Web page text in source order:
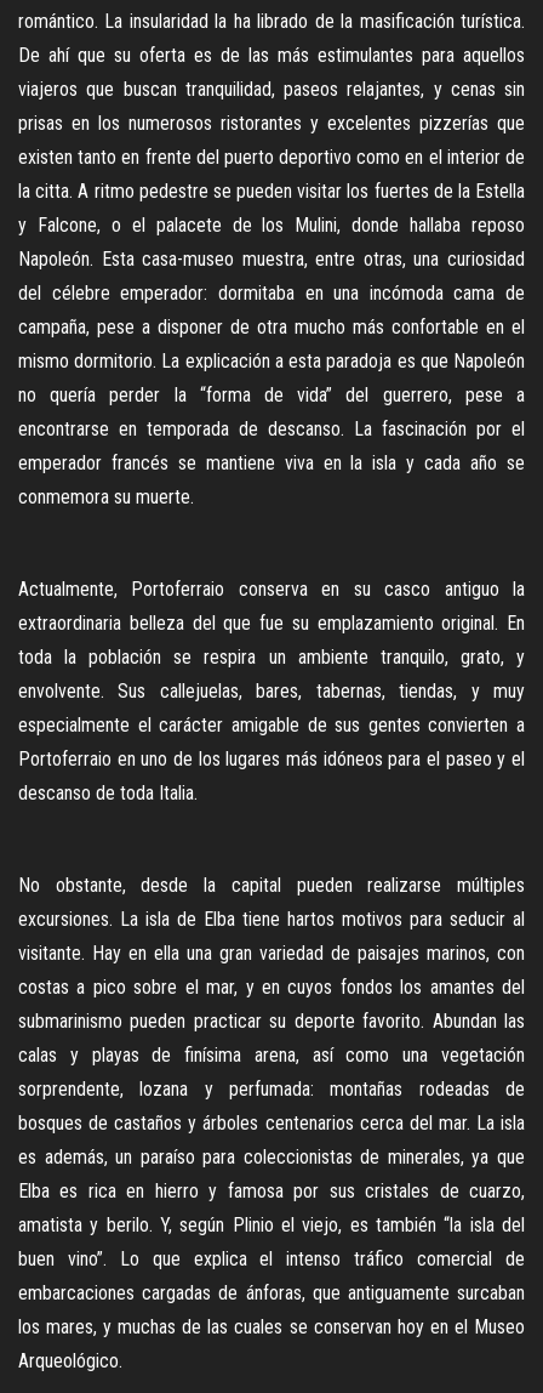
romántico. La insularidad la ha librado de la masificación turística.
De ahí que su oferta es de las más estimulantes para aquellos
viajeros que buscan tranquilidad, paseos relajantes, y cenas sin
prisas en los numerosos ristorantes y excelentes pizzerías que
existen tanto en frente del puerto deportivo como en el interior de
la citta. A ritmo pedestre se pueden visitar los fuertes de la Estella
y Falcone, o el palacete de los Mulini, donde hallaba reposo
Napoleón. Esta casa-museo muestra, entre otras, una curiosidad
del célebre emperador: dormitaba en una incómoda cama de
campaña, pese a disponer de otra mucho más confortable en el
mismo dormitorio. La explicación a esta paradoja es que Napoleón
no quería perder la “forma de vida” del guerrero, pese a
encontrarse en temporada de descanso. La fascinación por el
emperador francés se mantiene viva en la isla y cada año se
conmemora su muerte.
Actualmente, Portoferraio conserva en su casco antiguo la
extraordinaria belleza del que fue su emplazamiento original. En
toda la población se respira un ambiente tranquilo, grato, y
envolvente. Sus callejuelas, bares, tabernas, tiendas, y muy
especialmente el carácter amigable de sus gentes convierten a
Portoferraio en uno de los lugares más idóneos para el paseo y el
descanso de toda Italia.
No obstante, desde la capital pueden realizarse múltiples
excursiones. La isla de Elba tiene hartos motivos para seducir al
visitante. Hay en ella una gran variedad de paisajes marinos, con
costas a pico sobre el mar, y en cuyos fondos los amantes del
submarinismo pueden practicar su deporte favorito. Abundan las
calas y playas de finísima arena, así como una vegetación
sorprendente, lozana y perfumada: montañas rodeadas de
bosques de castaños y árboles centenarios cerca del mar. La isla
es además, un paraíso para coleccionistas de minerales, ya que
Elba es rica en hierro y famosa por sus cristales de cuarzo,
amatista y berilo. Y, según Plinio el viejo, es también “la isla del
buen vino”. Lo que explica el intenso tráfico comercial de
embarcaciones cargadas de ánforas, que antiguamente surcaban
los mares, y muchas de las cuales se conservan hoy en el Museo
Arqueológico.